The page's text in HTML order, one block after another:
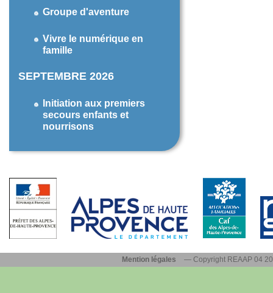
Groupe d'aventure
Vivre le numérique en
famille
SEPTEMBRE 2026
Initiation aux premiers
secours enfants et
nourrisons
Mention légales — Copyright REAAP 04